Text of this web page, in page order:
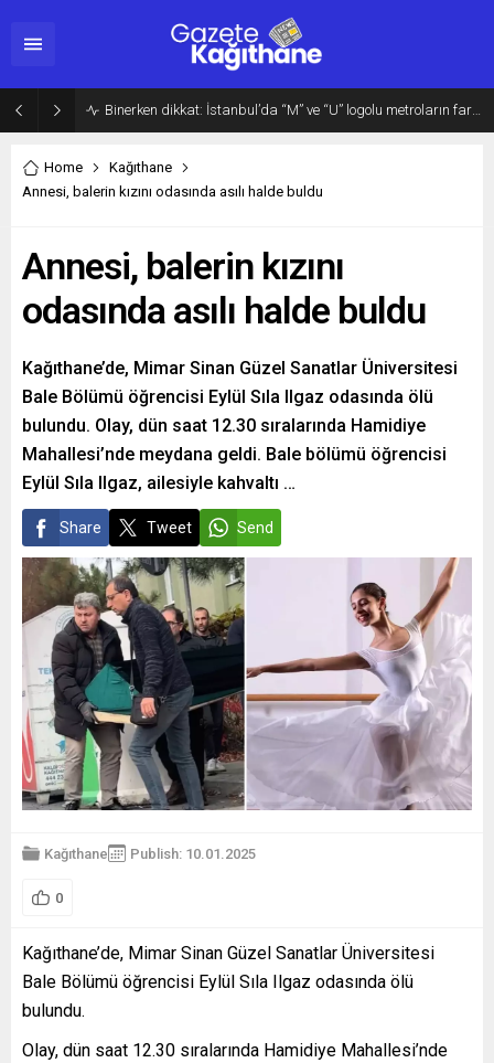
Home
Kağıthane
Annesi, balerin kızını odasında asılı halde buldu
Annesi, balerin kızını
odasında asılı halde buldu
Kağıthane’de, Mimar Sinan Güzel Sanatlar Üniversitesi
Bale Bölümü öğrencisi Eylül Sıla Ilgaz odasında ölü
bulundu. Olay, dün saat 12.30 sıralarında Hamidiye
Mahallesi’nde meydana geldi. Bale bölümü öğrencisi
Eylül Sıla Ilgaz, ailesiyle kahvaltı …
Share Tweet Send
Kağıthane Publish: 10.01.2025
0
Kağıthane’de, Mimar Sinan Güzel Sanatlar Üniversitesi
Bale Bölümü öğrencisi Eylül Sıla Ilgaz odasında ölü
bulundu.
Olay, dün saat 12.30 sıralarında Hamidiye Mahallesi’nde